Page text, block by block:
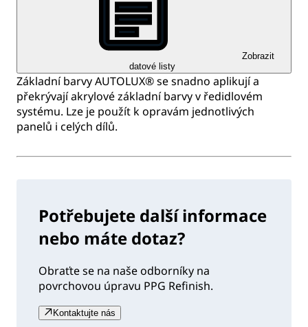
Zobrazit
datové listy
Základní barvy AUTOLUX® se snadno aplikují a
překrývají akrylové základní barvy v ředidlovém
systému. Lze je použít k opravám jednotlivých
panelů i celých dílů.
Potřebujete další informace
nebo máte dotaz?
Obraťte se na naše odborníky na
povrchovou úpravu PPG Refinish.
Kontaktujte nás